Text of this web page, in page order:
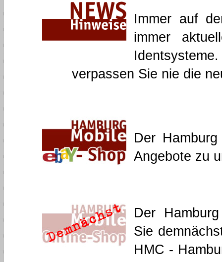
Immer auf
immer
verpassen Sie nie die
Der
Angebote zu
Der
Sie
HMC -